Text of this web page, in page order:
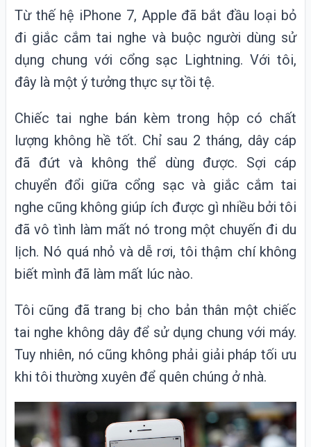
Từ thế hệ iPhone 7, Apple đã bắt đầu loại bỏ
đi giắc cắm tai nghe và buộc người dùng sử
dụng chung với cổng sạc Lightning. Với tôi,
đây là một ý tưởng thực sự tồi tệ.
Chiếc tai nghe bán kèm trong hộp có chất
lượng không hề tốt. Chỉ sau 2 tháng, dây cáp
đã đứt và không thể dùng được. Sợi cáp
chuyển đổi giữa cổng sạc và giắc cắm tai
nghe cũng không giúp ích được gì nhiều bởi tôi
đã vô tình làm mất nó trong một chuyến đi du
lịch. Nó quá nhỏ và dễ rơi, tôi thậm chí không
biết mình đã làm mất lúc nào.
Tôi cũng đã trang bị cho bản thân một chiếc
tai nghe không dây để sử dụng chung với máy.
Tuy nhiên, nó cũng không phải giải pháp tối ưu
khi tôi thường xuyên để quên chúng ở nhà.